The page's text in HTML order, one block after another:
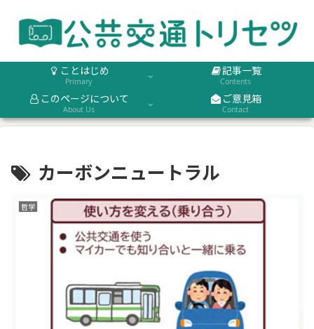
ことはじめ
Primary
記事一覧
Contents
このページについて
About Us
ご意見箱
Contact
カーボンニュートラル
哲学